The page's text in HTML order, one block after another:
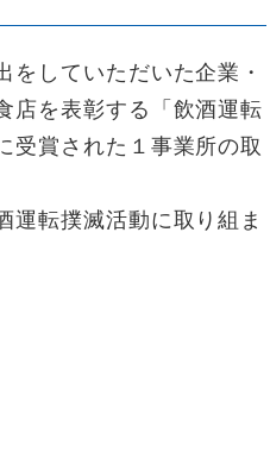
していただいた企業・
店を表彰する「飲酒運転
受賞された１事業所の取
転撲滅活動に取り組ま